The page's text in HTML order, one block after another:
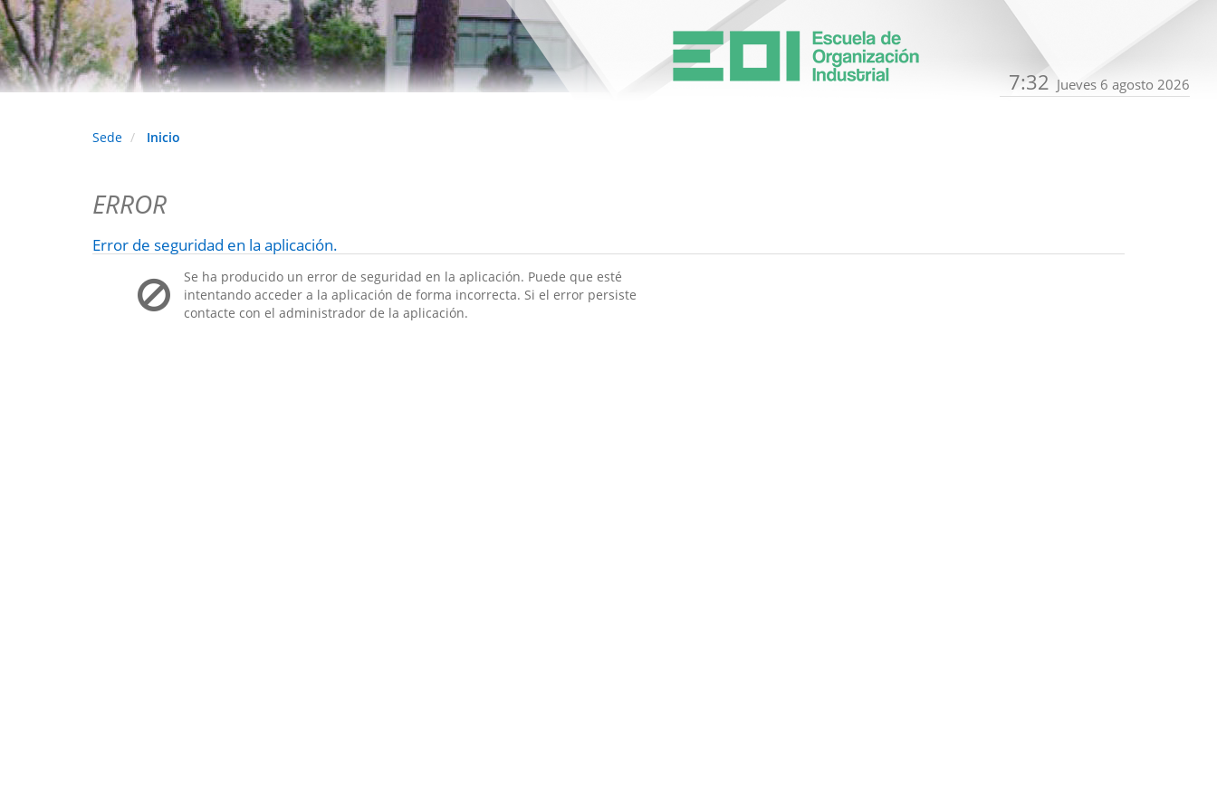
7:32 Jueves 6 agosto 2026
Sede Inicio
ERROR
Error de seguridad en la aplicación.
Se ha producido un error de seguridad en la aplicación. Puede que esté
intentando acceder a la aplicación de forma incorrecta. Si el error persiste
contacte con el administrador de la aplicación.